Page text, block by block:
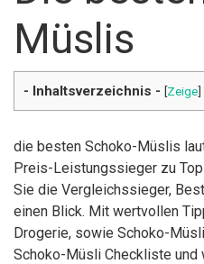
Müslis
- Inhaltsverzeichnis - [Zeige]
die besten Schoko-Müslis
Preis-Leistungssieger zu
Sie die Vergleichssieger,
einen Blick. Mit wertvollen
Drogerie, sowie Schoko-
Schoko-Müsli Checkliste